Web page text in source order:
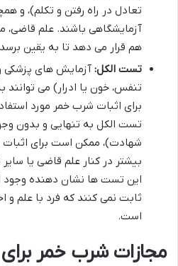
تعادل در راه رفتن و تکلم)، و
آزمایشگاهی باشند. علم قاضی،
هم قرار می دهد تا به یقین
تست الکل: آزمایش های
تنفس، خون یا ادرار) می توانند
برای اثبات شرب خمر مورد
تست الکل به تنهایی و بدون
شهادت)، ممکن است برای
بیشتر در کنار علم قاضی یا سایر
این تست ها نشان دهنده وجود
ثابت نمی کنند که فرد با علم و
است.
مجازات شرب خمر